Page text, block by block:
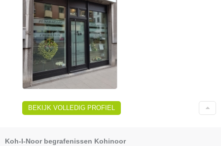
BEKIJK VOLLEDIG PROFIEL
Koh-I-Noor begrafenissen Kohinoor